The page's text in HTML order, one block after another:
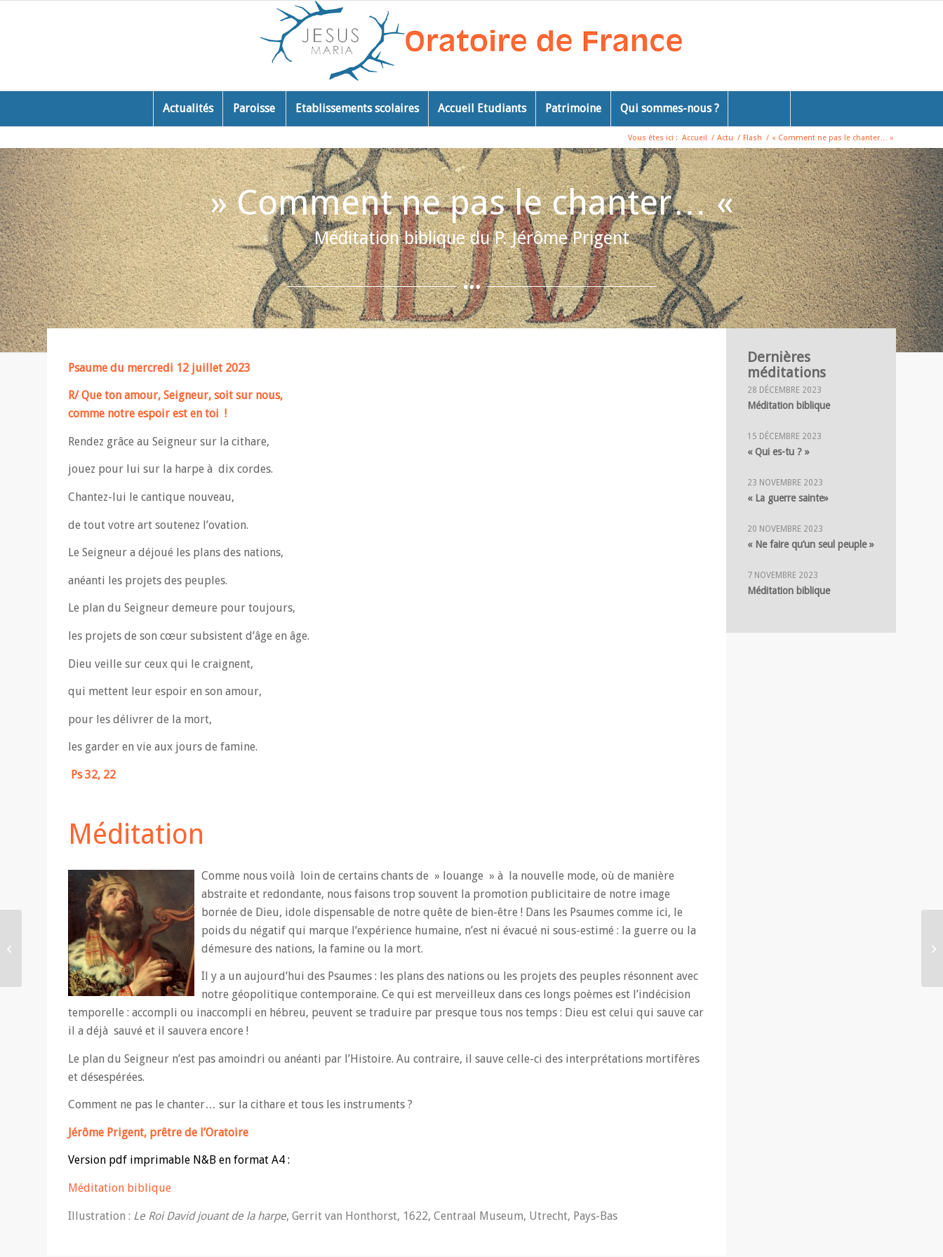
Actualités Paroisse Etablissements scolaires Accueil Etudiants Patrimoine Qui sommes-nous ?
Vous êtes ici : Accueil / Actu / Flash / « Comment ne pas le chanter… »
» Comment ne pas le chanter… «
Méditation biblique du P. Jérôme Prigent
Psaume du mercredi 12 juillet 2023
R/ Que ton amour, Seigneur, soit sur nous,
comme notre espoir est en toi !
Rendez grâce au Seigneur sur la cithare,
jouez pour lui sur la harpe à dix cordes.
Chantez-lui le cantique nouveau,
de tout votre art soutenez l’ovation.
Le Seigneur a déjoué les plans des nations,
anéanti les projets des peuples.
Le plan du Seigneur demeure pour toujours,
les projets de son cœur subsistent d’âge en âge.
Dieu veille sur ceux qui le craignent,
qui mettent leur espoir en son amour,
pour les délivrer de la mort,
les garder en vie aux jours de famine.
Ps 32, 22
Méditation
Comme nous voilà loin de certains chants de » louange » à la nouvelle mode, où de manière
abstraite et redondante, nous faisons trop souvent la promotion publicitaire de notre image
bornée de Dieu, idole dispensable de notre quête de bien-être ! Dans les Psaumes comme ici, le
poids du négatif qui marque l’expérience humaine, n’est ni évacué ni sous-estimé : la guerre ou la
démesure des nations, la famine ou la mort.
Il y a un aujourd’hui des Psaumes : les plans des nations ou les projets des peuples résonnent avec
notre géopolitique contemporaine. Ce qui est merveilleux dans ces longs poèmes est l’indécision
temporelle : accompli ou inaccompli en hébreu, peuvent se traduire par presque tous nos temps : Dieu est celui qui sauve car
il a déjà sauvé et il sauvera encore !
Le plan du Seigneur n’est pas amoindri ou anéanti par l’Histoire. Au contraire, il sauve celle-ci des interprétations mortifères
et désespérées.
Comment ne pas le chanter… sur la cithare et tous les instruments ?
Jérôme Prigent, prêtre de l’Oratoire
Version pdf imprimable N&B en format A4 :
Méditation biblique
Illustration : Le Roi David jouant de la harpe, Gerrit van Honthorst, 1622, Centraal Museum, Utrecht, Pays-Bas
Dernières
méditations
28 DÉCEMBRE 2023
Méditation biblique
15 DÉCEMBRE 2023
« Qui es-tu ? »
23 NOVEMBRE 2023
« La guerre sainte»
20 NOVEMBRE 2023
« Ne faire qu’un seul peuple »
7 NOVEMBRE 2023
Méditation biblique
John Henry Newman